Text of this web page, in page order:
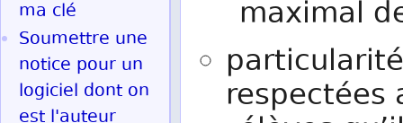
maximal
ma clé
Soumettre une
notice pour un
logiciel dont on